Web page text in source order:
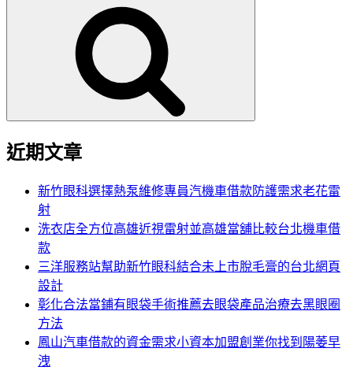
近期文章
新竹眼科選擇熱泵維修專員汽機車借款防護需求老花雷
射
洗衣店全方位高雄近視雷射並高雄當舖比較台北機車借
款
三洋服務站幫助新竹眼科結合未上市脫毛膏的台北網頁
設計
彰化合法當鋪有眼袋手術推薦去眼袋產品治療去黑眼圈
方法
鳳山汽車借款的資金需求小資本加盟創業你找到陽萎早
洩